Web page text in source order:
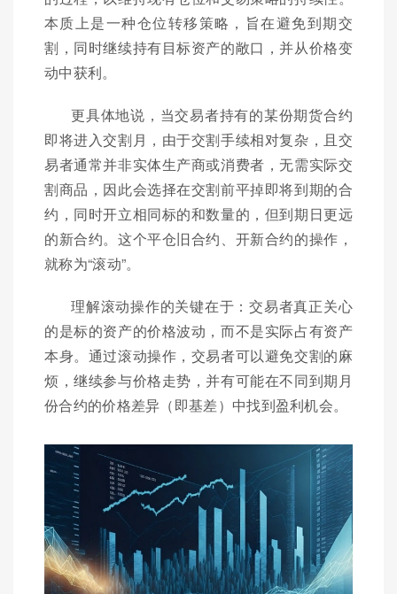
本质上是一种仓位转移策略，旨在避免到期交
割，同时继续持有目标资产的敞口，并从价格变
动中获利。
更具体地说，当交易者持有的某份期货合约
即将进入交割月，由于交割手续相对复杂，且交
易者通常并非实体生产商或消费者，无需实际交
割商品，因此会选择在交割前平掉即将到期的合
约，同时开立相同标的和数量的，但到期日更远
的新合约。这个平仓旧合约、开新合约的操作，
就称为“滚动”。
理解滚动操作的关键在于：交易者真正关心
的是标的资产的价格波动，而不是实际占有资产
本身。通过滚动操作，交易者可以避免交割的麻
烦，继续参与价格走势，并有可能在不同到期月
份合约的价格差异（即基差）中找到盈利机会。